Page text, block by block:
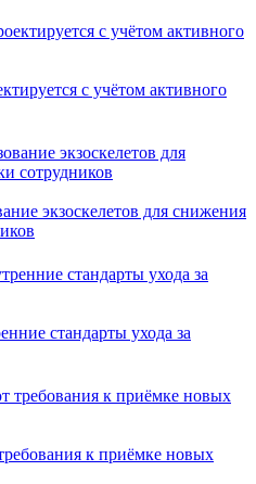
с учётом активного
экзоскелетов для снижения
стандарты ухода за
к приёмке новых